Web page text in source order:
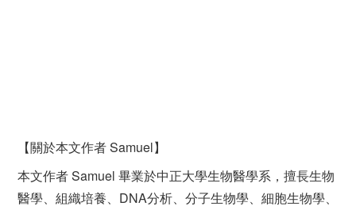
【關於本文作者 Samuel】
本文作者 Samuel 畢業於中正大學生物醫學系，擅長生物
醫學、組織培養、DNA分析、分子生物學、細胞生物學、